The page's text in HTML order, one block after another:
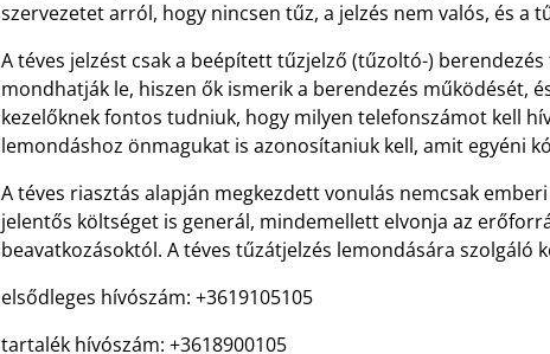
szervezetet arról, hogy nincsen tűz, a jelzés nem valós, és a
A téves jelzést csak a beépített tűzjelző (tűzoltó-)
mondhatják le, hiszen ők ismerik a berendezés működését,
kezelőknek fontos tudniuk, hogy milyen telefonszámot kell
lemondáshoz önmagukat is azonosítaniuk kell, amit egyéni
A téves riasztás alapján megkezdett vonulás nemcsak
jelentős költséget is generál, mindemellett elvonja az
beavatkozásoktól. A téves tűzátjelzés lemondására szolgáló
elsődleges hívószám: +3619105105
tartalék hívószám: +3618900105